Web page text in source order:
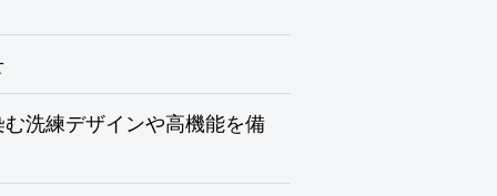
洗練デザインや高機能を備